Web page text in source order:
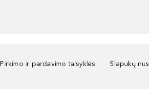
Pirkimo ir pardavimo taisyklės Slapukų